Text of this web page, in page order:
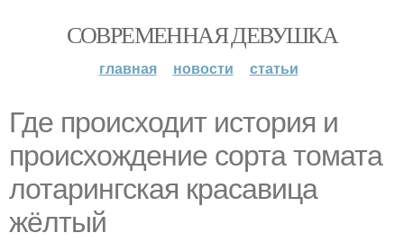
СОВРЕМЕННАЯ ДЕВУШКА
главная новости статьи
Где происходит история и
происхождение сорта томата
лотарингская красавица
жёлтый